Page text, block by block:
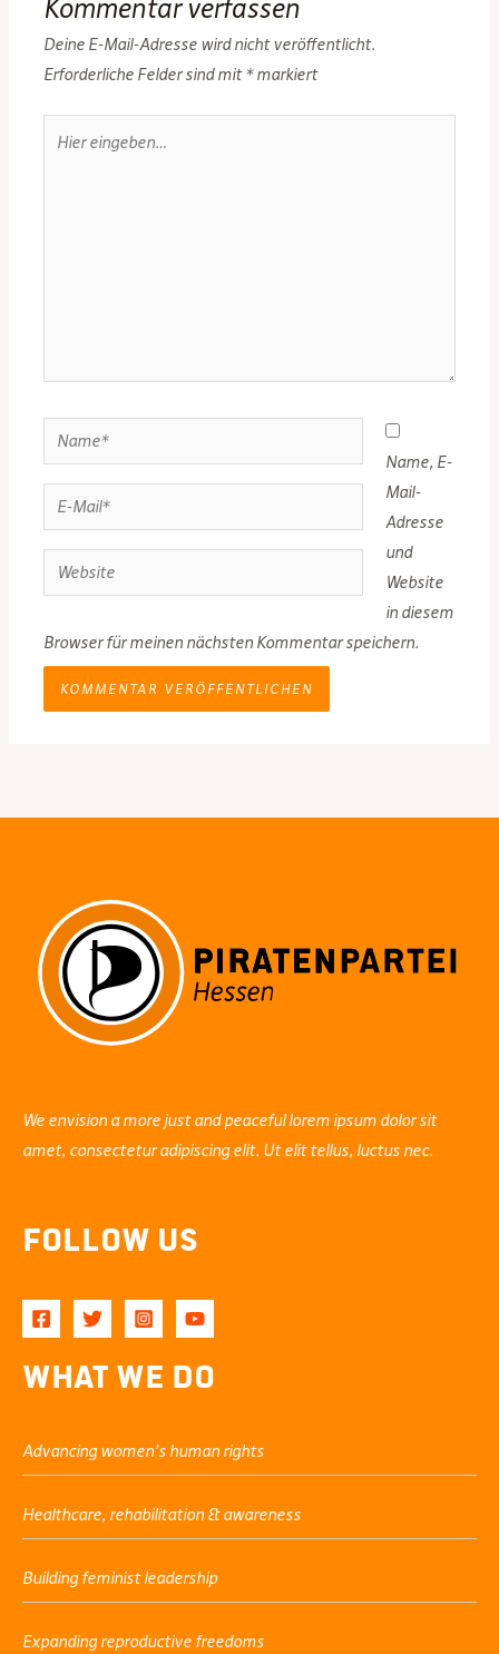
Kommentar verfassen
Deine E-Mail-Adresse wird nicht veröffentlicht.
Erforderliche Felder sind mit*markiert
eingeben…
Name*
Mail*
Website
Name, E-
Mail-
Adresse
und
Website
in diesem
Browser für meinen nächsten Kommentar speichern.
We envision a more just and peaceful lorem ipsum dolor sit
amet, consectetur adipiscing elit. Ut elit tellus, luctus nec.
Follow Us
What We Do
Advancing women’s human rights
Healthcare, rehabilitation & awareness
Building feminist leadership
Expanding reproductive freedoms